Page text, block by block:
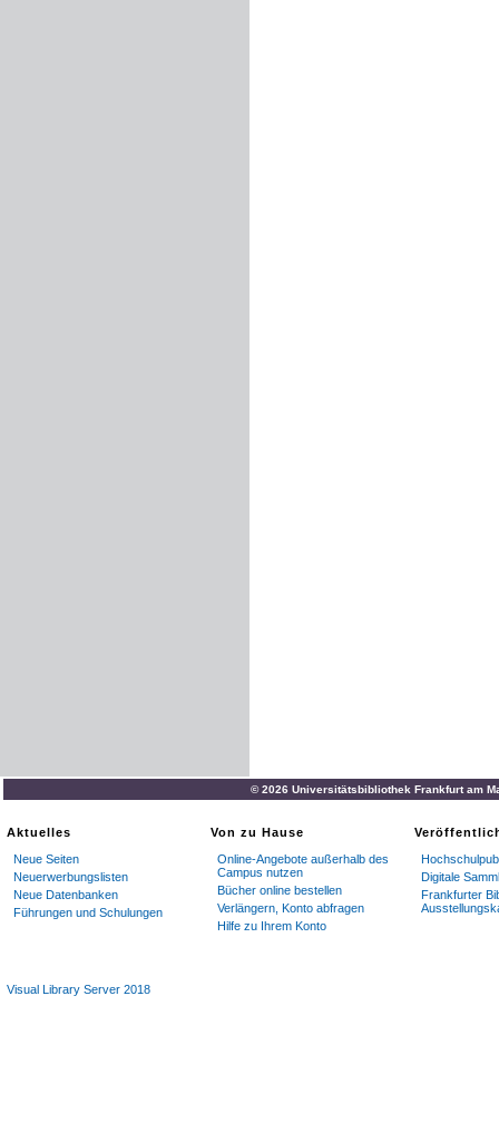
© 2026 Universitätsbibliothek Frankfurt am
Aktuelles
Neue Seiten
Neuerwerbungslisten
Neue Datenbanken
Führungen und Schulungen
Von zu Hause
Online-Angebote außerhalb des
Campus nutzen
Bücher online bestellen
Verlängern, Konto abfragen
Hilfe zu Ihrem Konto
Digitale
Frankfurter
Visual Library Server 2018